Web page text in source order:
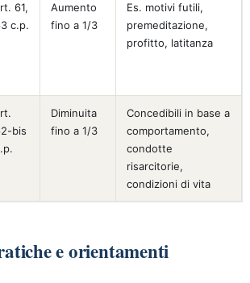
61,
c.p.
Aumento
fino a 1/3
Es. motivi futili,
premeditazione,
profitto, latitanza
bis
Diminuita
fino a 1/3
Concedibili in base a
comportamento,
condotte
risarcitorie,
condizioni di vita
e orientamenti